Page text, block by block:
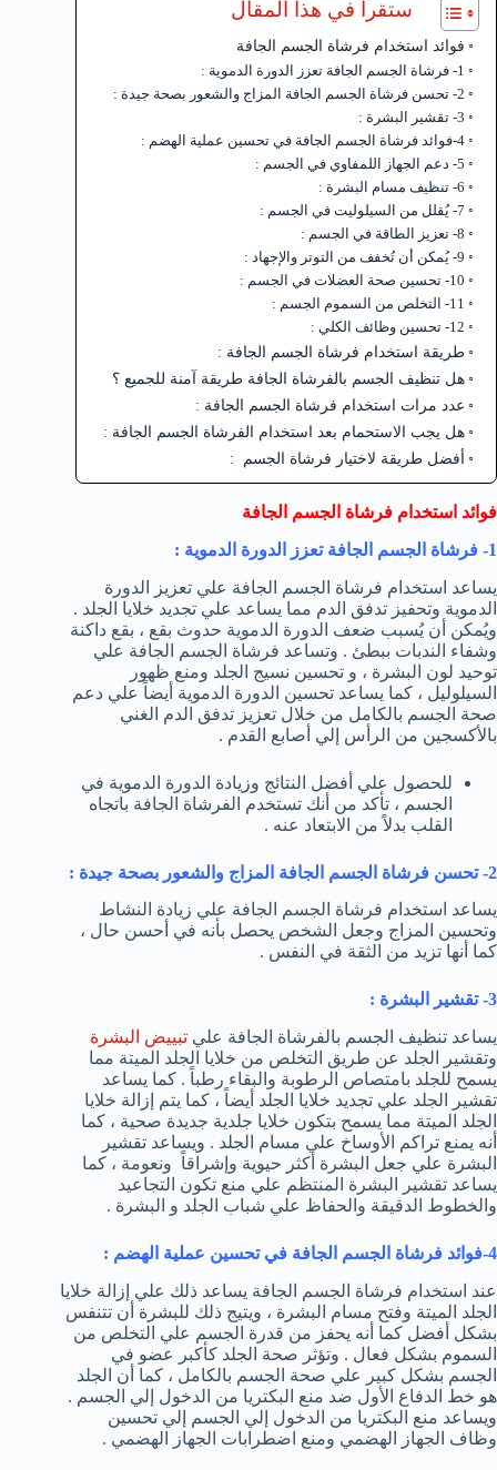
ستقرأ في هذا المقال
فوائد استخدام فرشاة الجسم الجافة
1- فرشاة الجسم الجافة تعزز الدورة الدموية :
2- تحسن فرشاة الجسم الجافة المزاج والشعور بصحة جيدة :
3- تقشير البشرة :
4-فوائد فرشاة الجسم الجافة في تحسين عملية الهضم :
5- دعم الجهاز اللمفاوي في الجسم :
6- تنظيف مسام البشرة :
7- يُقلل من السيلوليت في الجسم :
8- تعزيز الطاقة في الجسم :
9- يُمكن أن تُخفف من التوتر والإجهاد :
10- تحسين صحة العضلات في الجسم :
11- التخلص من السموم الجسم :
12- تحسين وظائف الكلي :
طريقة استخدام فرشاة الجسم الجافة :
هل تنظيف الجسم بالفرشاة الجافة طريقة آمنة للجميع ؟
عدد مرات استخدام فرشاة الجسم الجافة :
هل يجب الاستحمام بعد استخدام الفرشاة الجسم الجافة :
أفضل طريقة لاختيار فرشاة الجسم :
فوائد استخدام فرشاة الجسم الجافة
1- فرشاة الجسم الجافة تعزز الدورة الدموية :
يساعد استخدام فرشاة الجسم الجافة علي تعزيز الدورة
الدموية وتحفيز تدفق الدم مما يساعد علي تجديد خلايا الجلد .
ويُمكن أن يُسبب ضعف الدورة الدموية حدوث بقع ، بقع داكنة
وشفاء الندبات ببطئ . وتساعد فرشاة الجسم الجافة علي
توحيد لون البشرة ، و تحسين نسيج الجلد ومنع ظهور
السيلوليل ، كما يساعد تحسين الدورة الدموية أيضاً علي دعم
صحة الجسم بالكامل من خلال تعزيز تدفق الدم الغني
بالأكسجين من الرأس إلي أصابع القدم .
للحصول علي أفضل النتائج وزيادة الدورة الدموية في
الجسم ، تأكد من أنك تستخدم الفرشاة الجافة باتجاه
القلب بدلاً من الابتعاد عنه .
2- تحسن فرشاة الجسم الجافة المزاج والشعور بصحة جيدة :
يساعد استخدام فرشاة الجسم الجافة علي زيادة النشاط
وتحسين المزاج وجعل الشخص يحصل بأنه في أحسن حال ،
كما أنها تزيد من الثقة في النفس .
3- تقشير البشرة :
يساعد تنظيف الجسم بالفرشاة الجافة علي تبييض البشرة
وتقشير الجلد عن طريق التخلص من خلايا الجلد الميتة مما
يسمح للجلد بامتصاص الرطوبة والبقاء رطباً . كما يساعد
تقشير الجلد علي تجديد خلايا الجلد أيضاً ، كما يتم إزالة خلايا
الجلد الميتة مما يسمح بتكون خلايا جلدية جديدة صحية ، كما
أنه يمنع تراكم الأوساخ علي مسام الجلد . ويساعد تقشير
البشرة علي جعل البشرة أكثر حيوية وإشراقاً ونعومة ، كما
يساعد تقشير البشرة المنتظم علي منع تكون التجاعيد
والخطوط الدقيقة والحفاظ علي شباب الجلد و البشرة .
4-فوائد فرشاة الجسم الجافة في تحسين عملية الهضم :
عند استخدام فرشاة الجسم الجافة يساعد ذلك علي إزالة خلايا
الجلد الميتة وفتح مسام البشرة ، ويتيج ذلك للبشرة أن تتنفس
بشكل أفضل كما أنه يحفز من قدرة الجسم علي التخلص من
السموم بشكل فعال . وتؤثر صحة الجلد كأكبر عضو في
الجسم بشكل كبير علي صحة الجسم بالكامل ، كما أن الجلد
هو خط الدفاع الأول ضد منع البكتريا من الدخول إلي الجسم .
ويساعد منع البكتريا من الدخول إلي الجسم إلي تحسين
وظاف الجهاز الهضمي ومنع اضطرابات الجهاز الهضمي .